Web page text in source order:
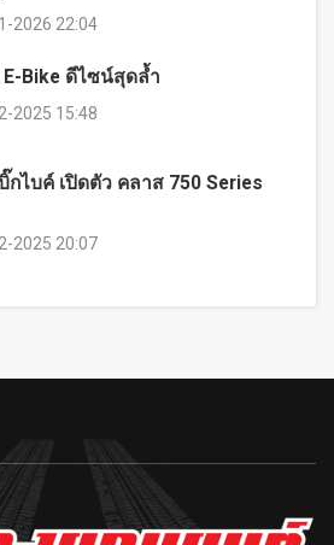
2026 22:04
E-Bike ดีไซน์สุดล้ำ
2025 15:48
กไบค์ เปิดตัว คลาส 750 Series
2025 20:07